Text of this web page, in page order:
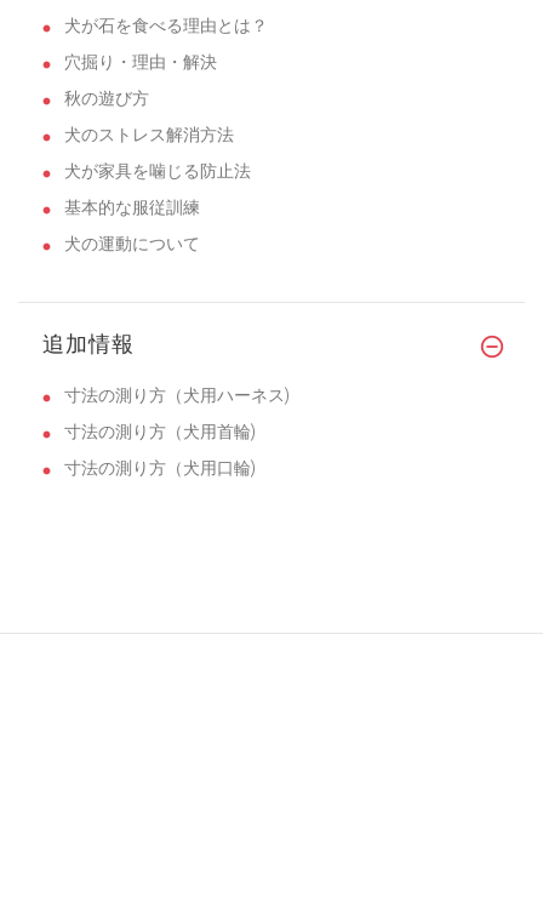
犬が石を食べる理由とは？
穴掘り・理由・解決
秋の遊び方
犬のストレス解消方法
犬が家具を噛じる防止法
基本的な服従訓練
犬の運動について
追加情報
寸法の測り方（犬用ハーネス)
寸法の測り方（犬用首輪)
寸法の測り方（犬用口輪)